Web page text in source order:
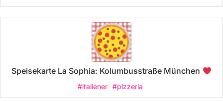
Speisekarte La Sophia: Kolumbusstraße München
#italiener #pizzeria